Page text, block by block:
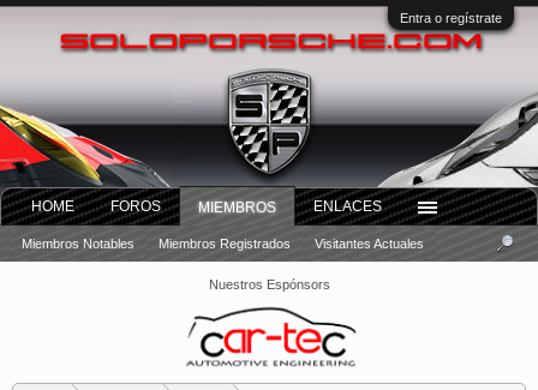
Entra o regístrate
Nuestros Espónsors
HOME FOROS MIEMBROS
Miembros Notables Miembros Registrados Visitantes Actuales
ENLACES